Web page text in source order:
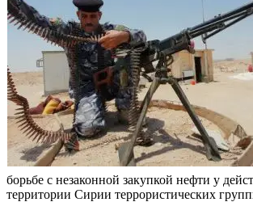
борьбе с незаконной закупкой нефти у
территории Сирии террористических